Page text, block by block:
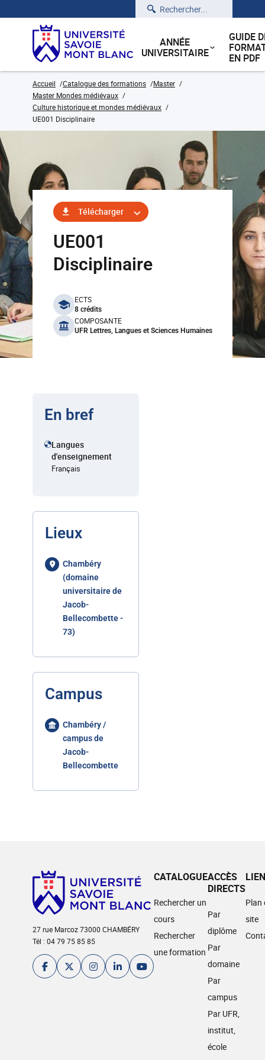
Rechercher
ANNÉE
UNIVERSITAIRE
GUIDE
EN PDF
Accueil Catalogue des formations
Master
Master Mondes médiévaux
Culture historique et mondes médiévaux
UE001 Disciplinaire
Télécharger
UE001
Disciplinaire
benefits
ECTS
8 crédits
COMPOSANTE
UFR Lettres, Langues et Sciences Humaines
En bref
Langues
d'enseignement
Français
Lieux
Chambéry
(domaine
universitaire de
Jacob-
Bellecombette -
73)
Campus
Chambéry /
campus de
Jacob-
Bellecombette
27 rue Marcoz 73000 CHAMBÉRY
Tél : 04 79 75 85 85
CATALOGUE
Rechercher un
cours
Rechercher
une formation
ACCÈS
DIRECTS
Par
diplôme
Par
domaine
Par
campus
Par UFR,
institut,
école
Plan
site